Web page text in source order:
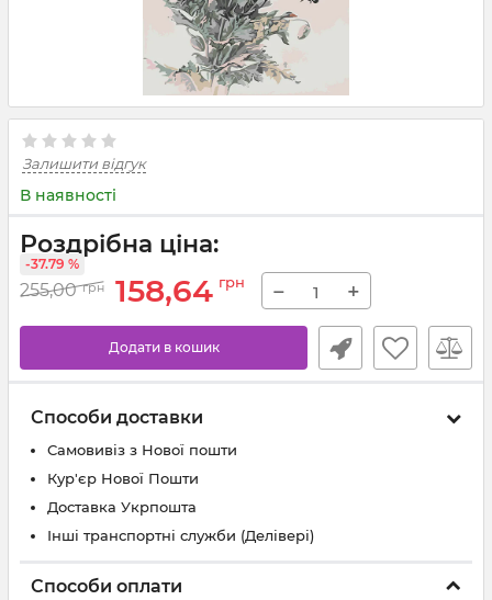
Залишити відгук
В наявності
Роздрібна ціна:
255,00 грн 158,64 грн
-37.79 %
− +
Додати в кошик
Способи доставки
Самовивіз з Нової пошти
Кур'єр Нової Пошти
Доставка Укрпошта
Інші транспортні служби (Делівері)
Способи оплати